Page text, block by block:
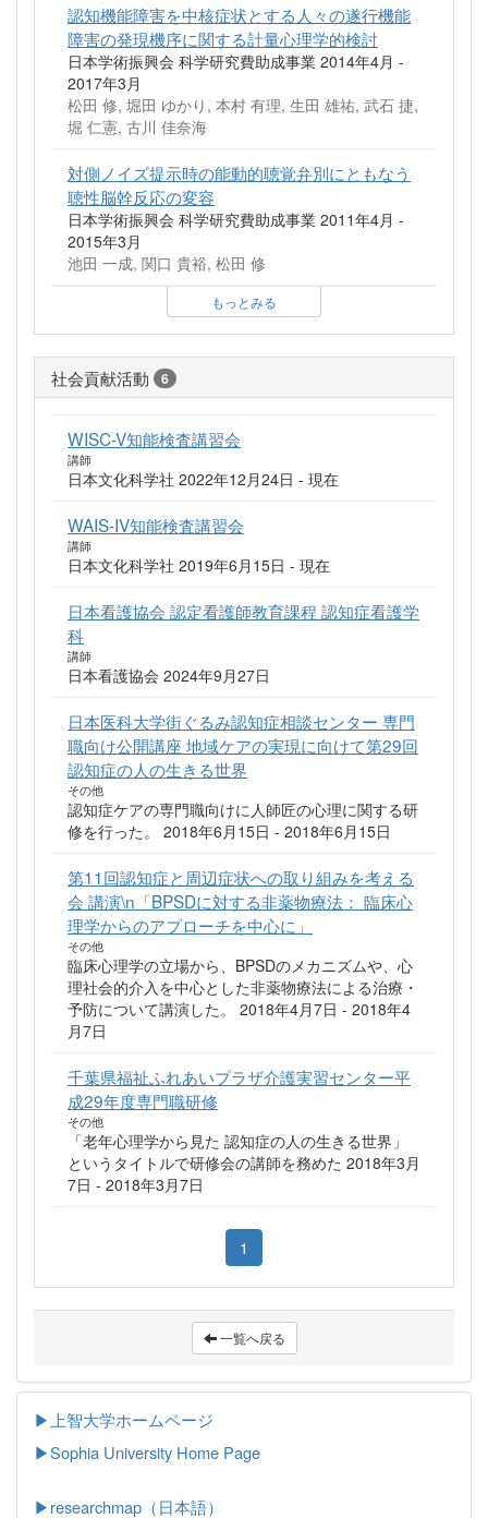
認知機能障害を中核症状とする人々の遂行機能
障害の発現機序に関する計量心理学的検討
日本学術振興会 科学研究費助成事業 2014年4月 -
2017年3月
松田 修, 堀田 ゆかり, 本村 有理, 生田 雄祐, 武石 捷,
堀 仁憲, 古川 佳奈海
対側ノイズ提示時の能動的聴覚弁別にともなう
聴性脳幹反応の変容
日本学術振興会 科学研究費助成事業 2011年4月 -
2015年3月
池田 一成, 関口 貴裕, 松田 修
もっとみる
社会貢献活動 6
WISC-V知能検査講習会
講師
日本文化科学社 2022年12月24日 - 現在
WAIS-IV知能検査講習会
講師
日本文化科学社 2019年6月15日 - 現在
日本看護協会 認定看護師教育課程 認知症看護学
科
講師
日本看護協会 2024年9月27日
日本医科大学街ぐるみ認知症相談センター 専門
職向け公開講座 地域ケアの実現に向けて第29回
認知症の人の生きる世界
その他
認知症ケアの専門職向けに人師匠の心理に関する研
修を行った。 2018年6月15日 - 2018年6月15日
第11回認知症と周辺症状への取り組みを考える
会 講演\n「BPSDに対する非薬物療法： 臨床心
理学からのアプローチを中心に」
その他
臨床心理学の立場から、BPSDのメカニズムや、心
理社会的介入を中心とした非薬物療法による治療・
予防について講演した。 2018年4月7日 - 2018年4
月7日
千葉県福祉ふれあいプラザ介護実習センター平
成29年度専門職研修
その他
「老年心理学から見た 認知症の人の生きる世界」
というタイトルで研修会の講師を務めた 2018年3月
7日 - 2018年3月7日
1
一覧へ戻る
▶上智大学ホームページ
▶Sophia University Home Page
▶researchmap（日本語）